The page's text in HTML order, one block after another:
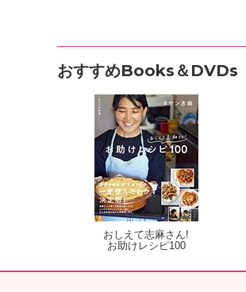
おすすめBooks＆DVDs
おしえて志麻さん!
お助けレシピ100